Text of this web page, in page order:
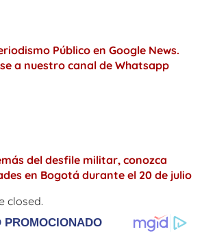
Público en Google News.
a nuestro canal de Whatsapp
del desfile militar, conozca
en Bogotá durante el 20 de julio
closed.